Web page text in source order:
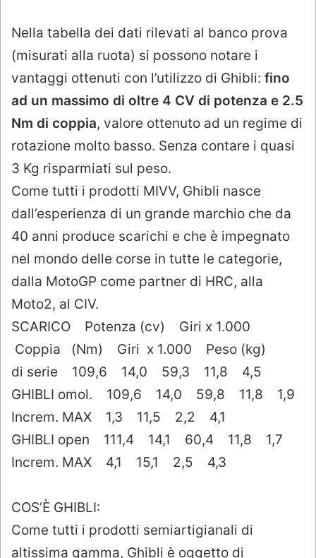
Nella tabella dei dati rilevati al banco prova
(misurati alla ruota) si possono notare i
vantaggi ottenuti con l’utilizzo di Ghibli: fino
ad un massimo di oltre 4 CV di potenza e 2.5
Nm di coppia, valore ottenuto ad un regime di
rotazione molto basso. Senza contare i quasi
3 Kg risparmiati sul peso.
Come tutti i prodotti MIVV, Ghibli nasce
dall’esperienza di un grande marchio che da
40 anni produce scarichi e che è impegnato
nel mondo delle corse in tutte le categorie,
dalla MotoGP come partner di HRC, alla
Moto2, al CIV.
SCARICO Potenza (cv) Giri x 1.000
Coppia (Nm) Giri x 1.000 Peso (kg)
di serie 109,6 14,0 59,3 11,8 4,5
GHIBLI omol. 109,6 14,0 59,8 11,8 1,9
Increm. MAX 1,3 11,5 2,2 4,1
GHIBLI open 111,4 14,1 60,4 11,8 1,7
Increm. MAX 4,1 15,1 2,5 4,3
COS’È GHIBLI:
Come tutti i prodotti semiartigianali di
altissima gamma, Ghibli è oggetto di